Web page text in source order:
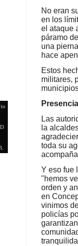
No eran
en los
el ataque
páramo
una
hace
Estos
militares,
Las
la
toda su
Y eso fue
"hemos
orden y
en
vinimos
policías